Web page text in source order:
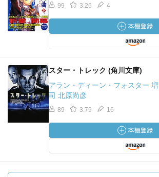
99 3.26 4
スター・トレック (角川文庫)
アラン・ディーン・フォスター
司 北原尚彦
89 3.79 16